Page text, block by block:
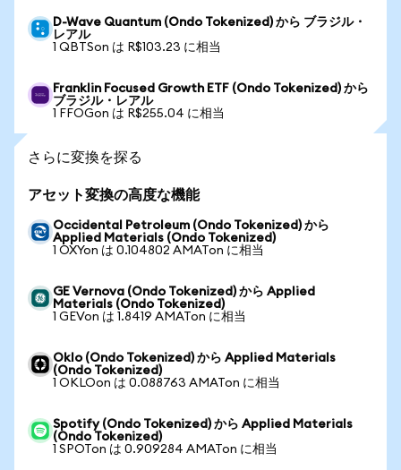
D-Wave Quantum (Ondo Tokenized) から ブラジル・
レアル
1 QBTSon は R$103.23 に相当
Franklin Focused Growth ETF (Ondo Tokenized) から
ブラジル・レアル
1 FFOGon は R$255.04 に相当
さらに変換を探る
アセット変換の高度な機能
Occidental Petroleum (Ondo Tokenized) から
Applied Materials (Ondo Tokenized)
1 OXYon は 0.104802 AMATon に相当
GE Vernova (Ondo Tokenized) から Applied
Materials (Ondo Tokenized)
1 GEVon は 1.8419 AMATon に相当
Oklo (Ondo Tokenized) から Applied Materials
(Ondo Tokenized)
1 OKLOon は 0.088763 AMATon に相当
Spotify (Ondo Tokenized) から Applied Materials
(Ondo Tokenized)
1 SPOTon は 0.909284 AMATon に相当